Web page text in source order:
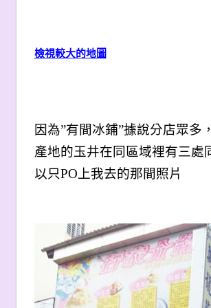
檢視較大的地圖
因為”有間冰鋪”據說分店眾多
產地的玉井在同區域裡有三處
以只PO上我去的那間照片